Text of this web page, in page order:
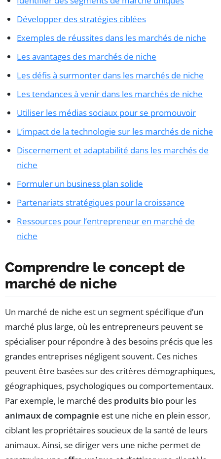
Développer des stratégies ciblées
Exemples de réussites dans les marchés de niche
Les avantages des marchés de niche
Les défis à surmonter dans les marchés de niche
Les tendances à venir dans les marchés de niche
Utiliser les médias sociaux pour se promouvoir
L’impact de la technologie sur les marchés de niche
Discernement et adaptabilité dans les marchés de
niche
Formuler un business plan solide
Partenariats stratégiques pour la croissance
Ressources pour l’entrepreneur en marché de
niche
Comprendre le concept de
marché de niche
Un marché de niche est un segment spécifique d’un
marché plus large, où les entrepreneurs peuvent se
spécialiser pour répondre à des besoins précis que les
grandes entreprises négligent souvent. Ces niches
peuvent être basées sur des critères démographiques,
géographiques, psychologiques ou comportementaux.
Par exemple, le marché des produits bio pour les
animaux de compagnie est une niche en plein essor,
ciblant les propriétaires soucieux de la santé de leurs
animaux. Ainsi, se diriger vers une niche permet de